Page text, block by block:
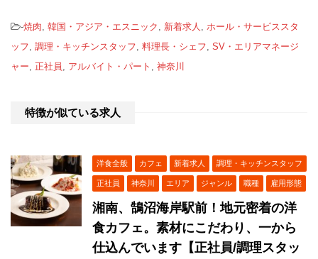
-焼肉, 韓国・アジア・エスニック , 新着求人 , ホール・サービススタ
ッフ, 調理・キッチンスタッフ, 料理長・シェフ, SV・エリアマネージ
ャー, 正社員 , アルバイト・パート , 神奈川
特徴が似ている求人
洋食全般 カフェ 新着求人 調理・キッチンスタッフ
正社員 神奈川 エリア ジャンル 職種 雇用形態
湘南、鵠沼海岸駅前！地元密着の洋
食カフェ。素材にこだわり、一から
仕込んでいます【正社員/調理スタッ